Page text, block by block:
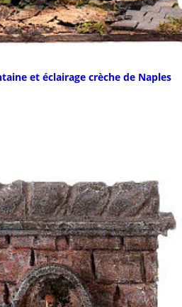
et éclairage crèche de Naples